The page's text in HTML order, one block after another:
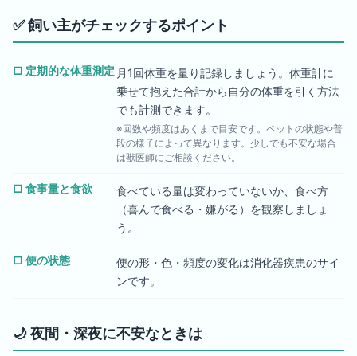
✅飼い主がチェックするポイント
□ 定期的な体重測定 月1回体重を量り記録しましょう。体重計に
乗せて抱えた合計から自分の体重を引く方法
でも計測できます。
※回数や頻度はあくまで目安です。ペットの状態や普
段の様子によって異なります。少しでも不安な場合
は獣医師にご相談ください。
□ 食事量と食欲
食べている量は変わっていないか、食べ方
（喜んで食べる・嫌がる）を観察しましょ
う。
□ 便の状態
便の形・色・頻度の変化は消化器疾患のサイ
ンです。
🌙夜間・深夜に不安なときは